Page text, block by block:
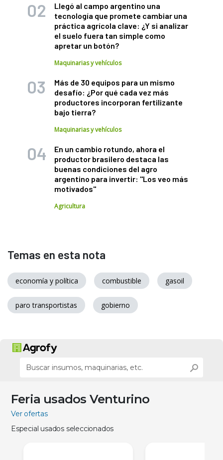
Llegó al campo argentino una
tecnología que promete cambiar una
práctica agrícola clave: ¿Y si analizar
el suelo fuera tan simple como
apretar un botón?
Maquinarias y vehículos
Más de 30 equipos para un mismo
desafío: ¿Por qué cada vez más
productores incorporan fertilizante
bajo tierra?
Maquinarias y vehículos
En un cambio rotundo, ahora el
productor brasilero destaca las
buenas condiciones del agro
argentino para invertir: "Los veo más
motivados"
Agricultura
Temas en esta nota
economía y política combustible gasoil
paro transportistas gobierno
Feria usados Venturino
Ver ofertas
Especial usados seleccionados